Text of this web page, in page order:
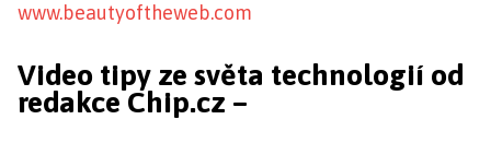
www.beautyoftheweb.com
Video tipy ze světa technologií od
redakce Chip.cz –